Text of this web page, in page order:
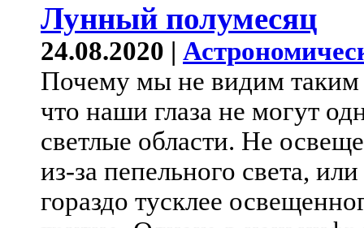
Лунный полумесяц
24.08.2020 |
Почему мы не видим
что наши глаза не могут
светлые области. Не
из-за пепельного света,
гораздо тусклее